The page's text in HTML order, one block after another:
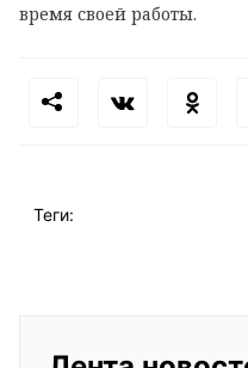
время своей работы.
Теги: